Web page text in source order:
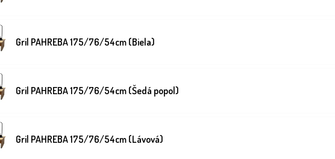
Gril PAHREBA 175/76/54cm (Biela)
Gril PAHREBA 175/76/54cm (Šedá popol)
Gril PAHREBA 175/76/54cm (Lávová)